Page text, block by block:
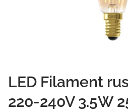
LED Filament
220-240V 3.5W